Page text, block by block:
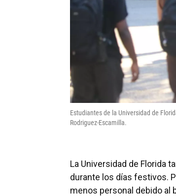
Estudiantes de la Universidad de
Rodriguez-Escamilla.
La Universidad de Florida
durante los días festivos.
menos personal debido al